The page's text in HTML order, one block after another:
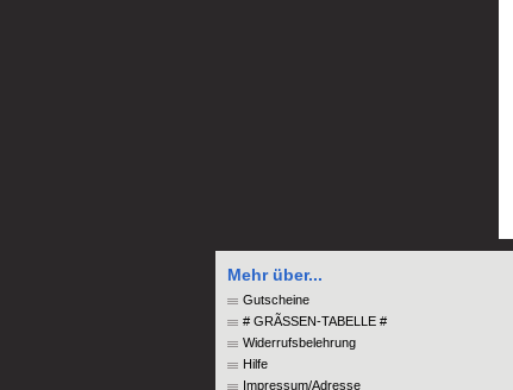
Mehr über...
Gutscheine
# GRÃSSEN-TABELLE #
Widerrufsbelehrung
Hilfe
Impressum/Adresse